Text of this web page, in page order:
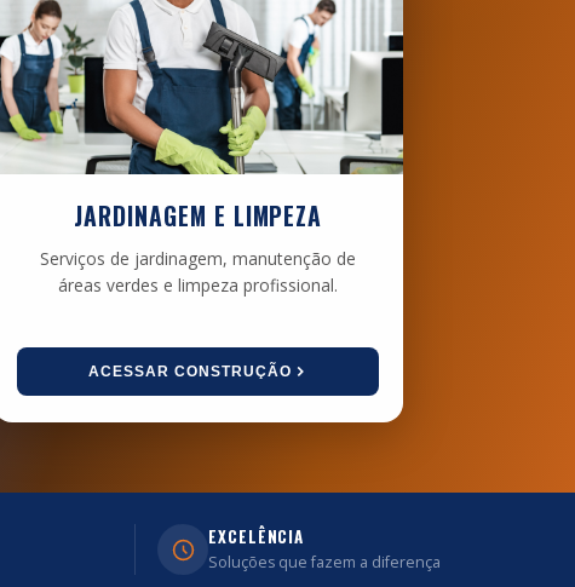
JARDINAGEM E LIMPEZA
Serviços de jardinagem, manutenção de
áreas verdes e limpeza profissional.
ACESSAR CONSTRUÇÃO
EXCELÊNCIA
Soluções que fazem a diferença